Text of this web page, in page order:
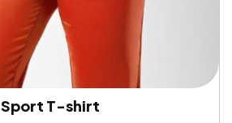
Sport T-shirt